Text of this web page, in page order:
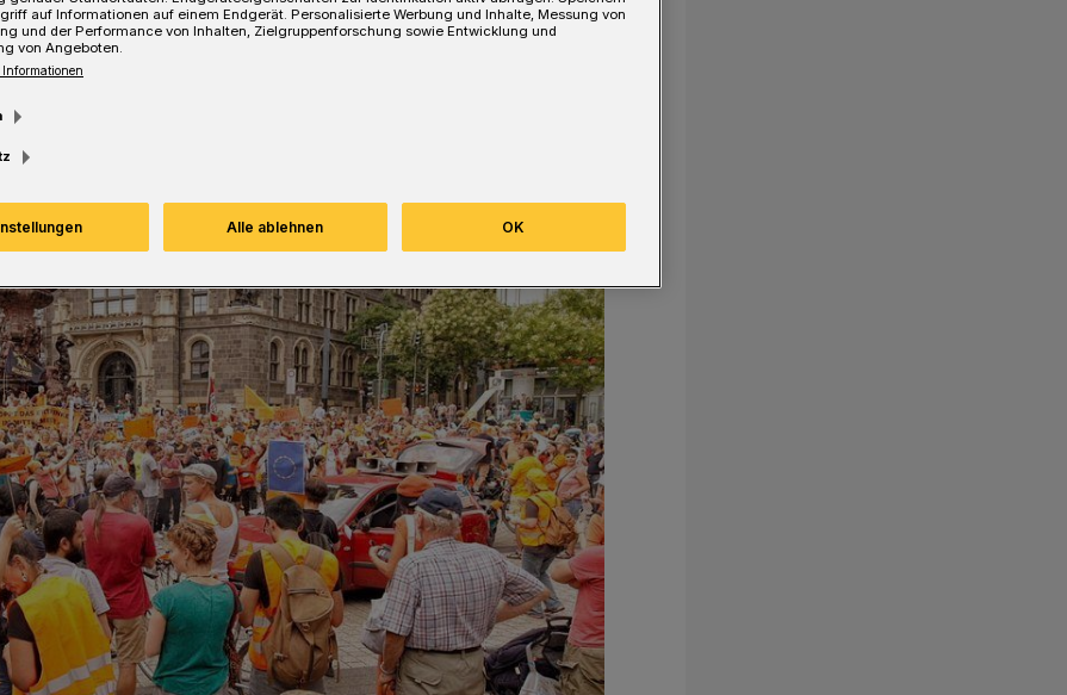
auf Informationen auf einem Endgerät. Personalisierte Werbung und Inhalte, Messung von
und der Performance von Inhalten, Zielgruppenforschung sowie Entwicklung und
von Angeboten.
Alle ablehnen OK